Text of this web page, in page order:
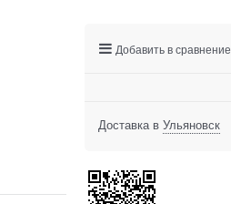
Добавить в сравнение
Доставка в Ульяновск